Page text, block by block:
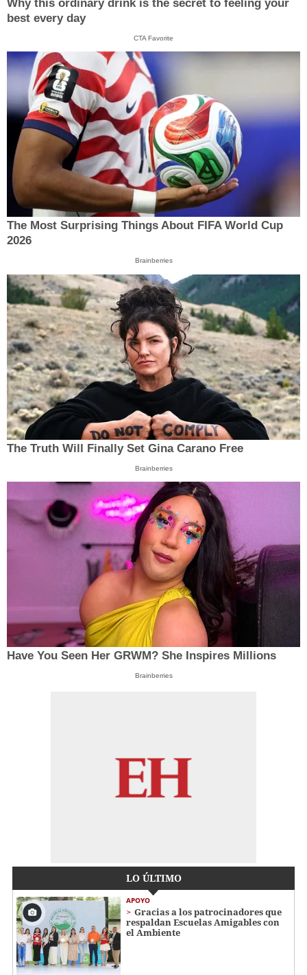
Why this ordinary drink is the secret to feeling your
best every day
CTA Favorite
The Most Surprising Things About FIFA World Cup
2026
Brainberries
The Truth Will Finally Set Gina Carano Free
Brainberries
Have You Seen Her GRWM? She Inspires Millions
Brainberries
LO ÚLTIMO
APOYO
Gracias a los patrocinadores que
respaldan Escuelas Amigables con
el Ambiente